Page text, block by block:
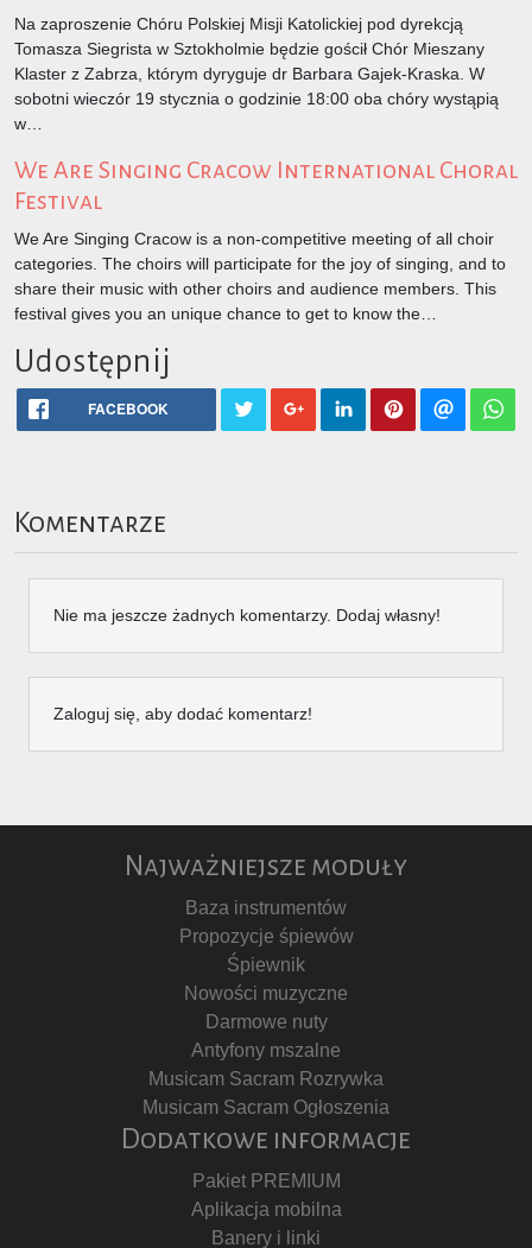
Na zaproszenie Chóru Polskiej Misji Katolickiej pod dyrekcją
Tomasza Siegrista w Sztokholmie będzie gościł Chór Mieszany
Klaster z Zabrza, którym dyryguje dr Barbara Gajek-Kraska. W
sobotni wieczór 19 stycznia o godzinie 18:00 oba chóry wystąpią
w…
We Are Singing Cracow International Choral
Festival
We Are Singing Cracow is a non-competitive meeting of all choir
categories. The choirs will participate for the joy of singing, and to
share their music with other choirs and audience members. This
festival gives you an unique chance to get to know the…
Udostępnij
FACEBOOK
Komentarze
Nie ma jeszcze żadnych komentarzy. Dodaj własny!
Zaloguj się, aby dodać komentarz!
Najważniejsze moduły
Baza instrumentów
Propozycje śpiewów
Śpiewnik
Nowości muzyczne
Darmowe nuty
Antyfony mszalne
Musicam Sacram Rozrywka
Musicam Sacram Ogłoszenia
Dodatkowe informacje
Pakiet PREMIUM
Aplikacja mobilna
Banery i linki